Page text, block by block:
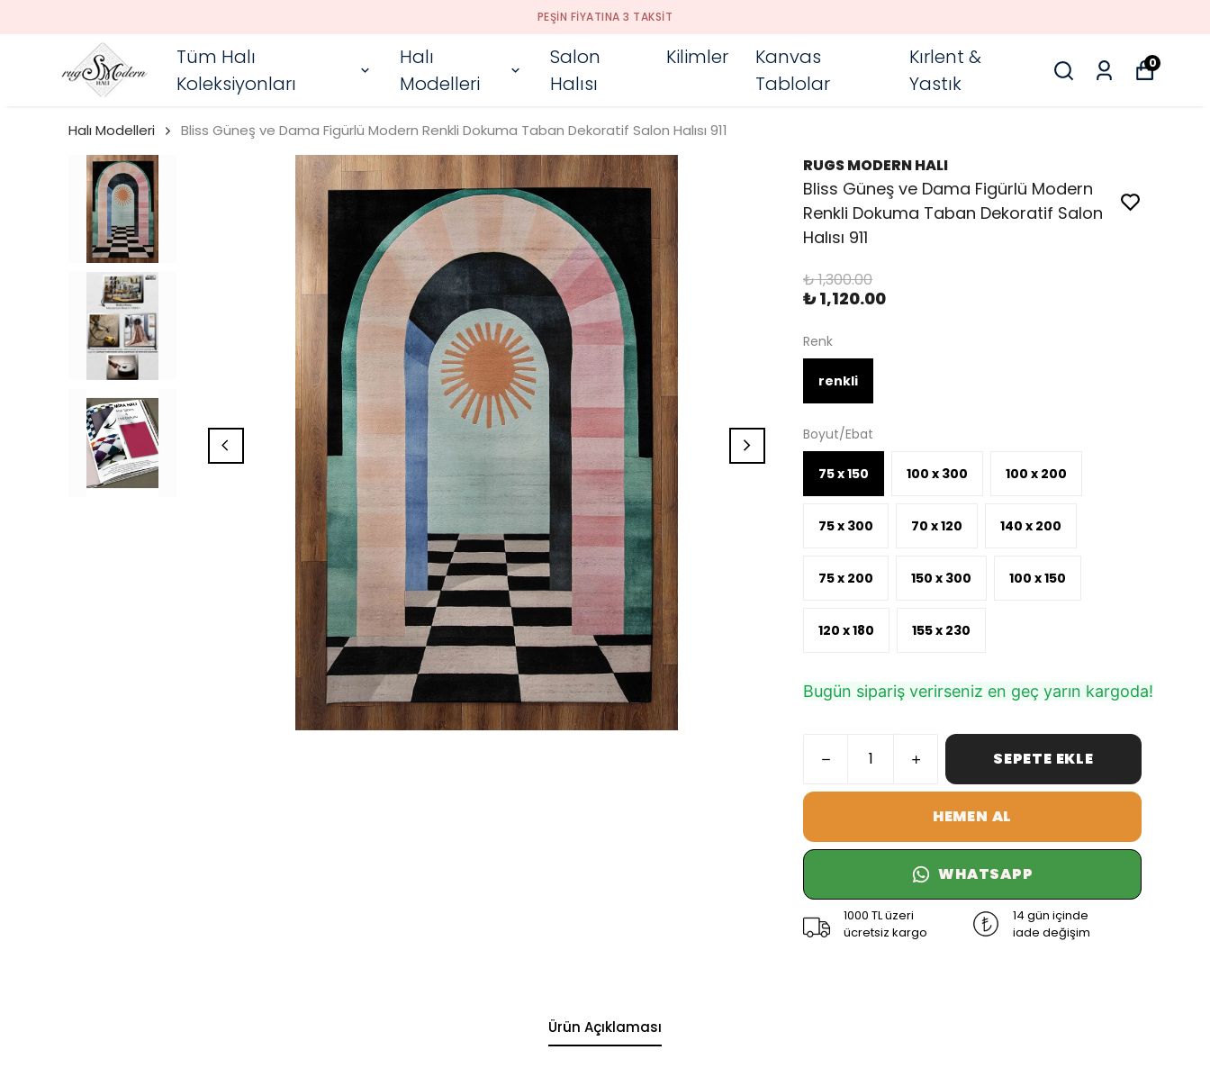
PEŞIN FIYATINA 3 TAKSIT
Tüm Halı
Koleksiyonları
Halı
Modelleri
Salon
Halısı
Kilimler
Kanvas
Tablolar
Kırlent &
Yastık
0
Halı Modelleri Bliss Güneş ve Dama Figürlü Modern Renkli Dokuma Taban Dekoratif Salon Halısı 911
RUGS MODERN HALI
Bliss Güneş ve Dama Figürlü Modern
Renkli Dokuma Taban Dekoratif Salon
Halısı 911
₺ 1,300.00
₺ 1,120.00
Renk
renkli
Boyut/Ebat
75 x 150 100 x 300 100 x 200
75 x 300 70 x 120 140 x 200
75 x 200 150 x 300 100 x 150
120 x 180 155 x 230
Bugün sipariş verirseniz en geç yarın kargoda!
SEPETE EKLE
HEMEN AL
WHATSAPP
1000 TL üzeri
ücretsiz kargo
14 gün içinde
iade değişim
Ürün Açıklaması